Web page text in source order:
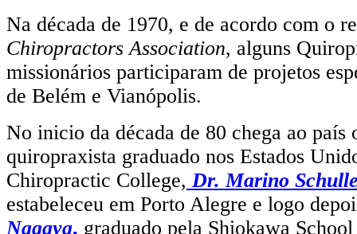
Na década de 1970, e de acordo com o
Chiropractors Association, alguns
missionários participaram de projetos
de Belém e Vianópolis.
No inicio da década de 80 chega ao país
quiropraxista graduado nos Estados
Chiropractic College, Dr. Marino
estabeleceu em Porto Alegre e logo
Nagaya, graduado pela Shiokawa